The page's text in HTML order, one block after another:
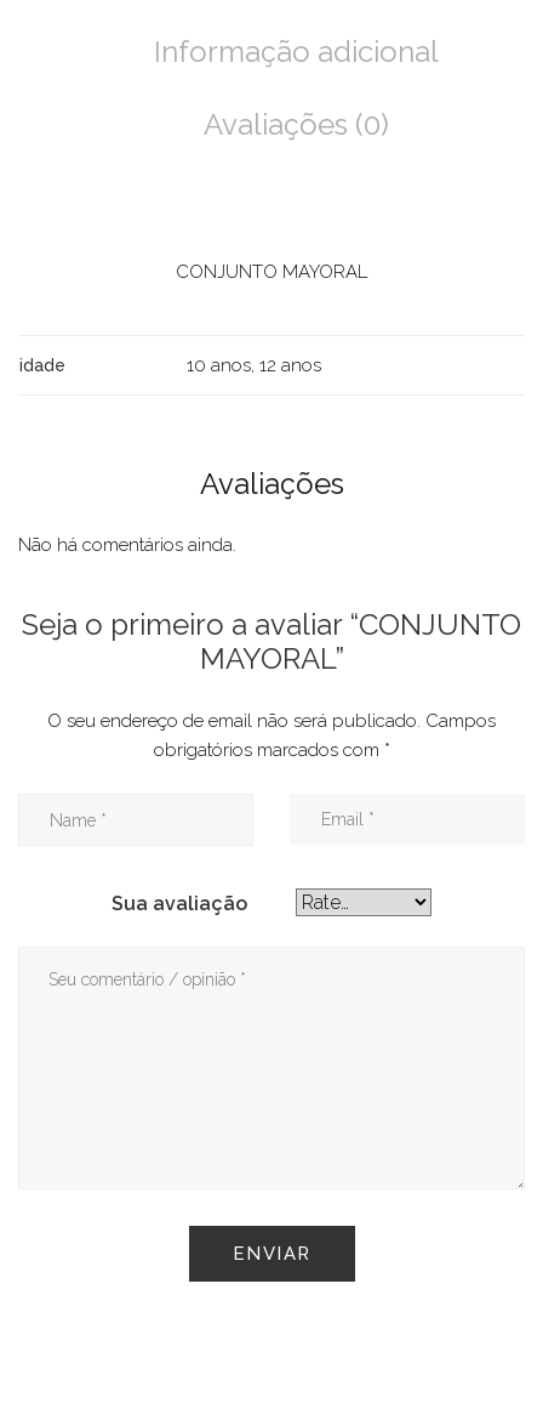
Informação adicional
Avaliações (0)
CONJUNTO MAYORAL
idade 10 anos, 12 anos
Avaliações
Não há comentários ainda.
Seja o primeiro a avaliar “CONJUNTO
MAYORAL”
O seu endereço de email não será publicado. Campos
obrigatórios marcados com *
Sua avaliação